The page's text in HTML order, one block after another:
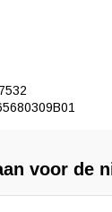
voor de